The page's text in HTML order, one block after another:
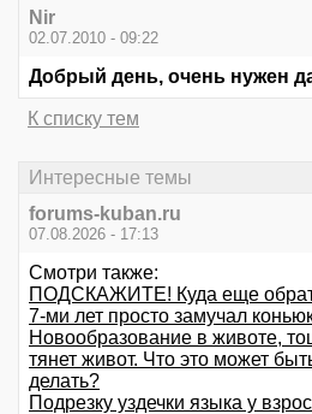
Nir
02.07.2010 - 09:22
Добрый день, очень нужен
К списку тем
Интересные темы
forums-kuban.ru
07.08.2026 - 17:13
Смотри также:
ПОДСКАЖИТЕ! Куда еще
7-ми лет просто замучал
Новообразование в животе,
тянет живот. Что это может
делать?
Подрезку уздечки языка у